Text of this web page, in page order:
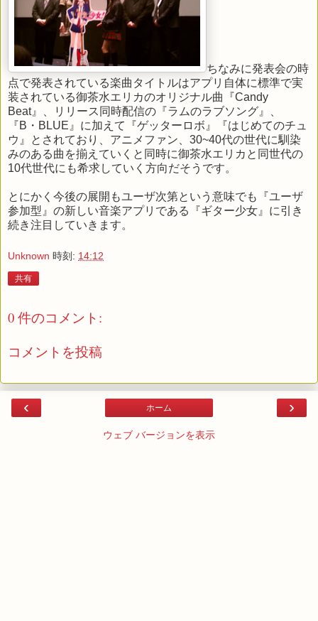
ちなみに発表会の時
点で発表されている楽曲タイトルはアプリ自体に標準で実
装されている御茶水エリカのオリジナル曲『Candy
Beat』、リリース同時配信の『ラムのラブソング』、
『B・BLUE』に加えて『ゲッターロボ』『はじめてのチュ
ウ』とされており、アニメファン、30~40代の世代に馴染
みのある曲を揃えていくと同時に御茶水エリカと同世代の
10代世代にも希求していく方向だそうです。
とにかく今後の展開もユーザ次第という意味でも『ユーザ
参加型』の新しい音楽アプリである『ギター少女』に引き
続き注目していきます。
Unknown 時刻: 14:12
共有
0 件のコメント:
コメントを投稿
‹ ›
ホーム
ウェブ バージョンを表示